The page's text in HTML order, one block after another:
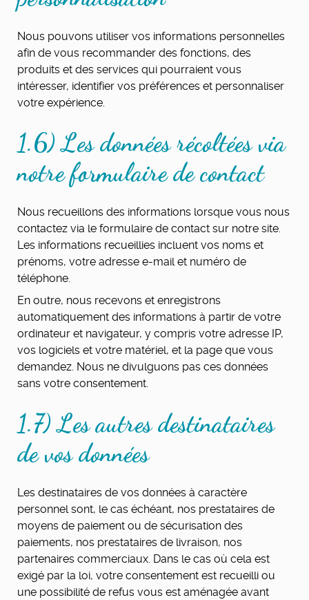
Nous pouvons utiliser vos informations personnelles
afin de vous recommander des fonctions, des
produits et des services qui pourraient vous
intéresser, identifier vos préférences et personnaliser
votre expérience.
1.6) Les données récoltées via
notre formulaire de contact
Nous recueillons des informations lorsque vous nous
contactez via le formulaire de contact sur notre site.
Les informations recueillies incluent vos noms et
prénoms, votre adresse e-mail et numéro de
téléphone.
En outre, nous recevons et enregistrons
automatiquement des informations à partir de votre
ordinateur et navigateur, y compris votre adresse IP,
vos logiciels et votre matériel, et la page que vous
demandez. Nous ne divulguons pas ces données
sans votre consentement.
1.7) Les autres destinataires
de vos données
Les destinataires de vos données à caractère
personnel sont, le cas échéant, nos prestataires de
moyens de paiement ou de sécurisation des
paiements, nos prestataires de livraison, nos
partenaires commerciaux. Dans le cas où cela est
exigé par la loi, votre consentement est recueilli ou
une possibilité de refus vous est aménagée avant